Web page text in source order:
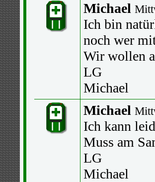
Michael
Ich bin
noch wer
Wir wollen
LG
Michael
Michael
Ich kann
Muss am
LG
Michael